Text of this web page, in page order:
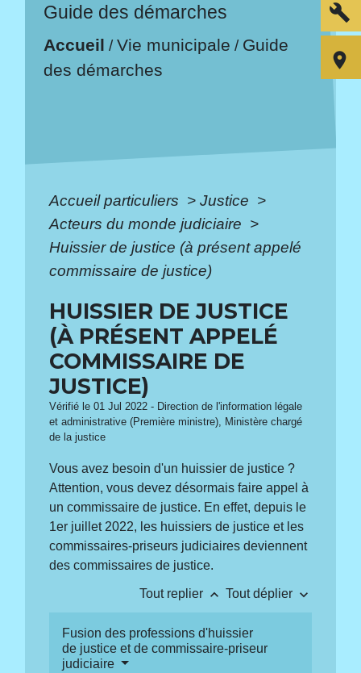
Guide des démarches
Accueil /Vie municipale / Guide
des démarches
Accueil particuliers > Justice >
Acteurs du monde judiciaire >
Huissier de justice (à présent appelé
commissaire de justice)
HUISSIER DE JUSTICE
(À PRÉSENT APPELÉ
COMMISSAIRE DE
JUSTICE)
Vérifié le 01 Jul 2022 - Direction de l'information légale
et administrative (Première ministre), Ministère chargé
de la justice
Vous avez besoin d'un huissier de justice ?
Attention, vous devez désormais faire appel à
un commissaire de justice. En effet, depuis le
1er juillet 2022, les huissiers de justice et les
commissaires-priseurs judiciaires deviennent
des commissaires de justice.
Tout replier keyboard_arrow_up Tout déplier keyboard_arrow_down
Fusion des professions d'huissier
de justice et de commissaire-priseur
judiciaire
build
room